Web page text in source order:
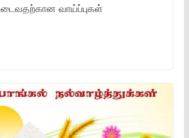
வாய்ப்புகள்